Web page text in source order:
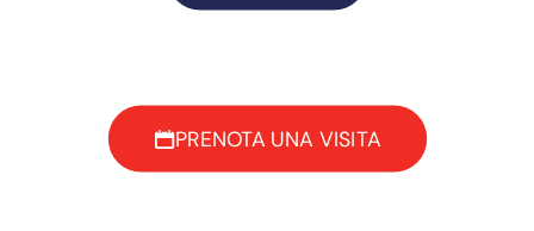
PRENOTA UNA VISITA